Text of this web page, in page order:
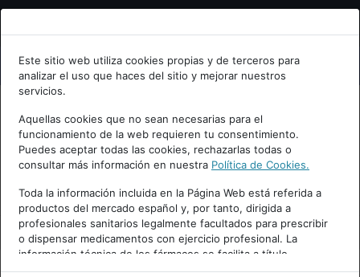
Bienvenid@ a psiquiatria.com
Escribe tu Email
Accede o regístrate con tu email.
Cancelar
Este sitio web utiliza cookies propias y de terceros para
analizar el uso que haces del sitio y mejorar nuestros
servicios.
Aquellas cookies que no sean necesarias para el
funcionamiento de la web requieren tu consentimiento.
Puedes aceptar todas las cookies, rechazarlas todas o
consultar más información en nuestra Política de Cookies.
Toda la información incluida en la Página Web está referida a
productos del mercado español y, por tanto, dirigida a
profesionales sanitarios legalmente facultados para prescribir
o dispensar medicamentos con ejercicio profesional. La
información técnica de los fármacos se facilita a título
meramente informativo, siendo responsabilidad de los